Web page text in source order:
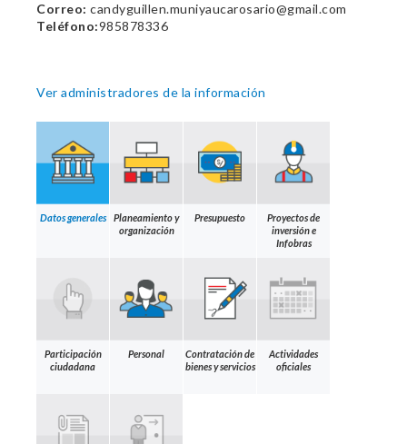
Correo: candyguillen.muniyaucarosario@gmail.com
Teléfono:985878336
Ver administradores de la información
Datos generales
Planeamiento y
organización
Presupuesto
Proyectos de
inversión e
Infobras
Participación
ciudadana
Personal
Contratación de
bienes y servicios
Actividades
oficiales